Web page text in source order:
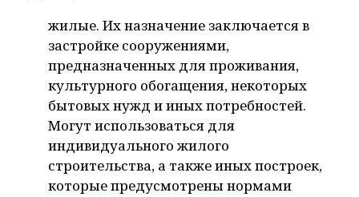
жилые. Их назначение заключается в
застройке сооружениями,
предназначенных для проживания,
культурного обогащения, некоторых
бытовых нужд и иных потребностей.
Могут использоваться для
индивидуального жилого
строительства, а также иных построек,
которые предусмотрены нормами